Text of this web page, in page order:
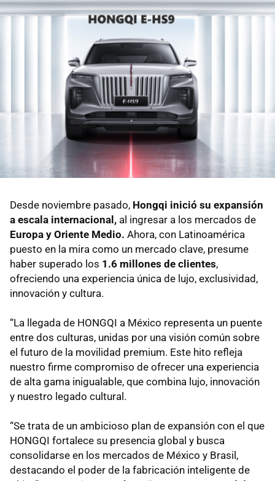
Desde noviembre pasado, Hongqi inició su expansión
a escala internacional, al ingresar a los mercados de
Europa y Oriente Medio. Ahora, con Latinoamérica
puesto en la mira como un mercado clave, presume
haber superado los 1.6 millones de clientes,
ofreciendo una experiencia única de lujo, exclusividad,
innovación y cultura.
“La llegada de HONGQI a México representa un puente
entre dos culturas, unidas por una visión común sobre
el futuro de la movilidad premium. Este hito refleja
nuestro firme compromiso de ofrecer una experiencia
de alta gama inigualable, que combina lujo, innovación
y nuestro legado cultural.
“Se trata de un ambicioso plan de expansión con el que
HONGQI fortalece su presencia global y busca
consolidarse en los mercados de México y Brasil,
destacando el poder de la fabricación inteligente de